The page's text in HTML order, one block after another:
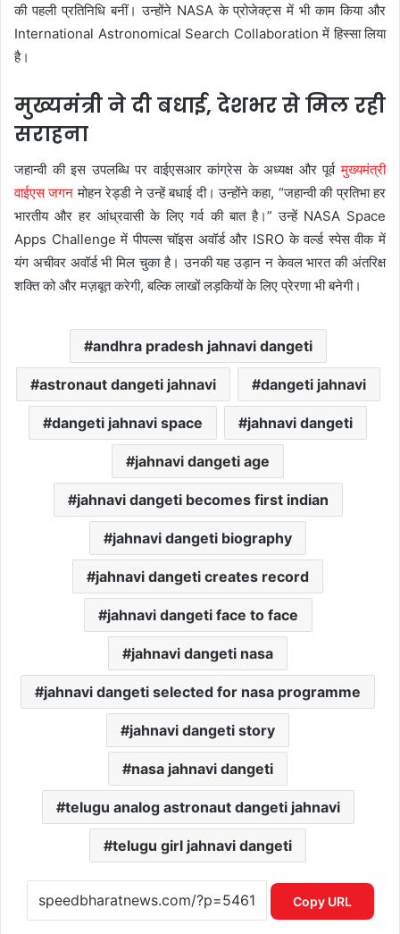
की पहली प्रतिनिधि बनीं। उन्होंने NASA के प्रोजेक्ट्स में भी काम किया और
International Astronomical Search Collaboration में हिस्सा लिया
है।
मुख्यमंत्री ने दी बधाई, देशभर से मिल रही
सराहना
जहान्वी की इस उपलब्धि पर वाईएसआर कांग्रेस के अध्यक्ष और पूर्वमुख्यमंत्री
वाईएस जगन मोहन रेड्डी ने उन्हें बधाई दी। उन्होंने कहा, “जहान्वी की प्रतिभा हर
भारतीय और हर आंध्रवासी के लिए गर्व की बात है।” उन्हें NASA Space
Apps Challenge में पीपल्स चॉइस अवॉर्ड और ISRO के वर्ल्ड स्पेस वीक में
यंग अचीवर अवॉर्ड भी मिल चुका है। उनकी यह उड़ान न केवल भारत की अंतरिक्ष
शक्ति को और मज़बूत करेगी, बल्कि लाखों लड़कियों के लिए प्रेरणा भी बनेगी।
andhra pradesh jahnavi dangeti
astronaut dangeti jahnavi dangeti jahnavi
dangeti jahnavi space jahnavi dangeti
jahnavi dangeti age
jahnavi dangeti becomes first indian
jahnavi dangeti biography
jahnavi dangeti creates record
jahnavi dangeti face to face
jahnavi dangeti nasa
jahnavi dangeti selected for nasa programme
jahnavi dangeti story
nasa jahnavi dangeti
telugu analog astronaut dangeti jahnavi
telugu girl jahnavi dangeti
Copy URL